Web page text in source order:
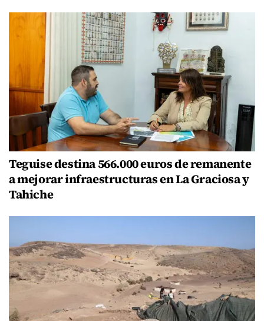
Teguise destina 566.000 euros de remanente
a mejorar infraestructuras en La Graciosa y
Tahiche